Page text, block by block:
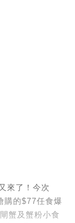
來了！今次
購的$77任食爆
蟹及蟹粉小食